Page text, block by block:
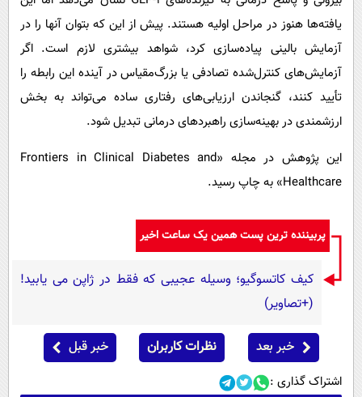
یافته‌ها هنوز در مراحل اولیه هستند. پیش از این که بتوان آنها را در
آزمایش بالینی پیاده‌سازی کرد، شواهد بیشتری لازم است. اگر
آزمایش‌های کنترل‌شده تصادفی یا بزرگ‌مقیاس در آینده این رابطه را
تأیید کنند، گنجاندن ارزیابی‌های رفتاری ساده می‌تواند به بخش
ارزشمندی در بهینه‌سازی راهبردهای درمانی تبدیل شود.
این پژوهش در مجله «Frontiers in Clinical Diabetes and
Healthcare» به چاپ رسید.
پربیننده ترین پست همین یک ساعت اخیر
کیف کاتسوگیو؛ وسیله عجیبی که فقط در ژاپن می یابید!
(+تصاویر)
خبر بعد نظرات کاربران خبر قبل
اشتراک گذاری :